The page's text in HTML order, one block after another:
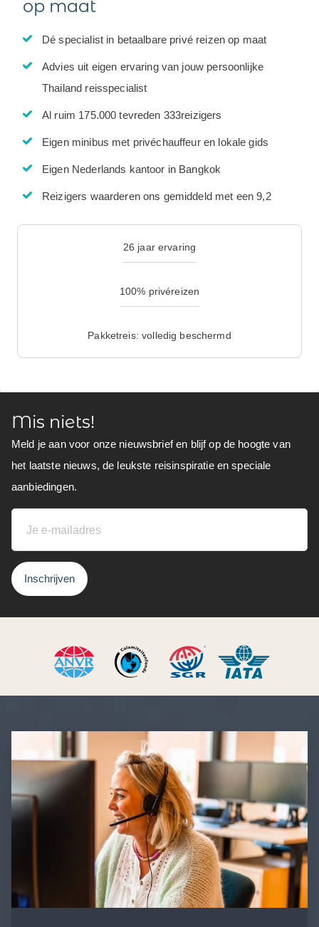
op maat
Dé specialist in betaalbare privé reizen op maat
Advies uit eigen ervaring van jouw persoonlijke
Thailand reisspecialist
Al ruim 175.000 tevreden 333reizigers
Eigen minibus met privéchauffeur en lokale gids
Eigen Nederlands kantoor in Bangkok
Reizigers waarderen ons gemiddeld met een 9,2
26 jaar ervaring
100% privéreizen
Pakketreis: volledig beschermd
Mis niets!
Meld je aan voor onze nieuwsbrief en blijf op de hoogte van
het laatste nieuws, de leukste reisinspiratie en speciale
aanbiedingen.
Inschrijven